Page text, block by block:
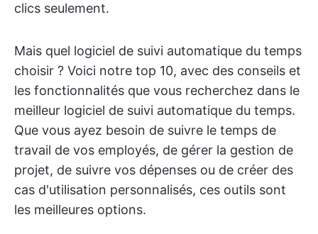
clics seulement.
Mais quel logiciel de suivi automatique du temps
choisir ? Voici notre top 10, avec des conseils et
les fonctionnalités que vous recherchez dans le
meilleur logiciel de suivi automatique du temps.
Que vous ayez besoin de suivre le temps de
travail de vos employés, de gérer la gestion de
projet, de suivre vos dépenses ou de créer des
cas d'utilisation personnalisés, ces outils sont
les meilleures options.